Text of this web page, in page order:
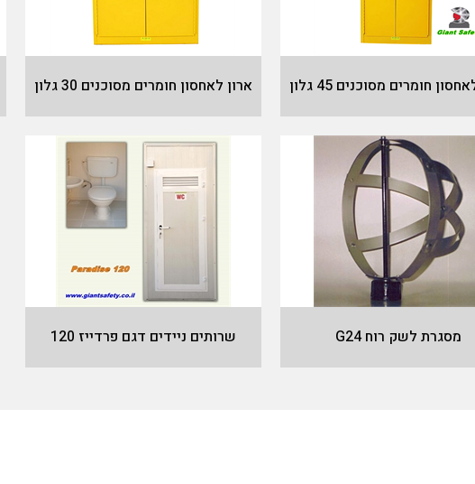
חומרים מסוכנים 45 גלון ארון לאחסון חומרים מסוכנים 30 גלון
מסגרת לשק רוח G24 שרותים ניידים דגם פרדייז 120